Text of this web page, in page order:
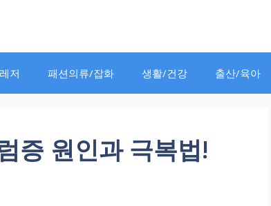
저 패션의류/잡화 생활/건강 출산/육아
증 원인과 극복법!